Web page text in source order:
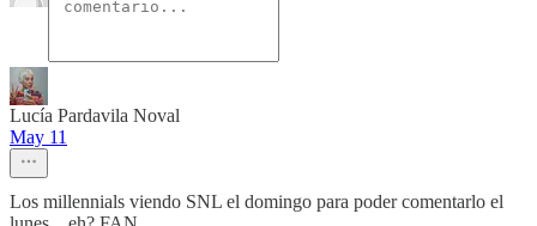
Lucía Pardavila Noval
May 11
Los millennials viendo SNL el domingo para poder comentarlo el